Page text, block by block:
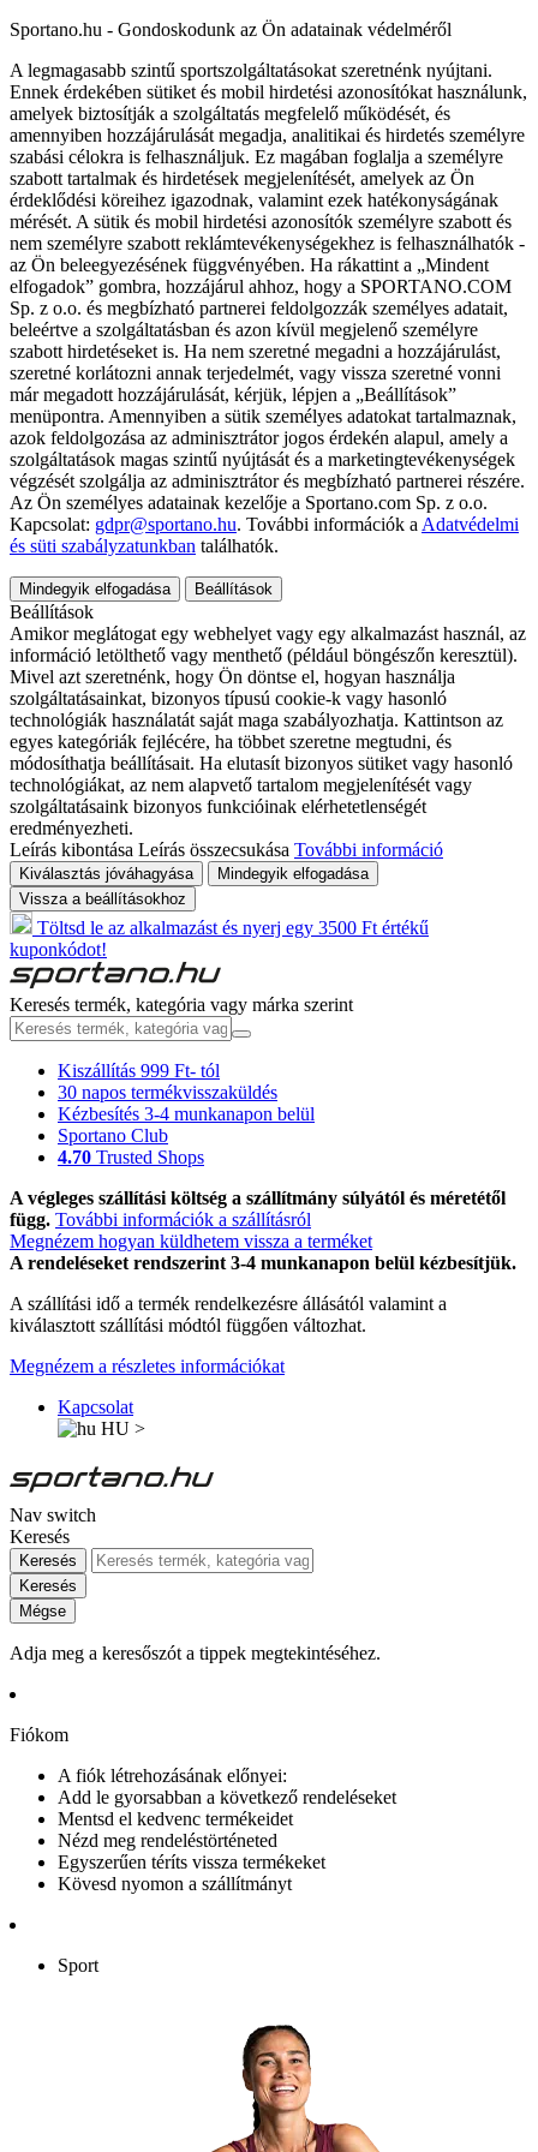
Sportano.hu - Gondoskodunk az Ön adatainak védelméről
A legmagasabb szintű sportszolgáltatásokat szeretnénk nyújtani.
Ennek érdekében sütiket és mobil hirdetési azonosítókat használunk,
amelyek biztosítják a szolgáltatás megfelelő működését, és
amennyiben hozzájárulását megadja, analitikai és hirdetés személyre
szabási célokra is felhasználjuk. Ez magában foglalja a személyre
szabott tartalmak és hirdetések megjelenítését, amelyek az Ön
érdeklődési köreihez igazodnak, valamint ezek hatékonyságának
mérését. A sütik és mobil hirdetési azonosítók személyre szabott és
nem személyre szabott reklámtevékenységekhez is felhasználhatók -
az Ön beleegyezésének függvényében. Ha rákattint a „Mindent
elfogadok” gombra, hozzájárul ahhoz, hogy a SPORTANO.COM
Sp. z o.o. és megbízható partnerei feldolgozzák személyes adatait,
beleértve a szolgáltatásban és azon kívül megjelenő személyre
szabott hirdetéseket is. Ha nem szeretné megadni a hozzájárulást,
szeretné korlátozni annak terjedelmét, vagy vissza szeretné vonni
már megadott hozzájárulását, kérjük, lépjen a „Beállítások”
menüpontra. Amennyiben a sütik személyes adatokat tartalmaznak,
azok feldolgozása az adminisztrátor jogos érdekén alapul, amely a
szolgáltatások magas szintű nyújtását és a marketingtevékenységek
végzését szolgálja az adminisztrátor és megbízható partnerei részére.
Az Ön személyes adatainak kezelője a Sportano.com Sp. z o.o.
Kapcsolat: gdpr@sportano.hu. További információk a Adatvédelmi
és süti szabályzatunkban találhatók.
Mindegyik elfogadása Beállítások
Beállítások
Amikor meglátogat egy webhelyet vagy egy alkalmazást használ, az
információ letölthető vagy menthető (például böngészőn keresztül).
Mivel azt szeretnénk, hogy Ön döntse el, hogyan használja
szolgáltatásainkat, bizonyos típusú cookie-k vagy hasonló
technológiák használatát saját maga szabályozhatja. Kattintson az
egyes kategóriák fejlécére, ha többet szeretne megtudni, és
módosíthatja beállításait. Ha elutasít bizonyos sütiket vagy hasonló
technológiákat, az nem alapvető tartalom megjelenítését vagy
szolgáltatásaink bizonyos funkcióinak elérhetetlenségét
eredményezheti.
Leírás kibontása Leírás összecsukása További információ
Kiválasztás jóváhagyása
Mindegyik elfogadása
Vissza a beállításokhoz
Töltsd le az alkalmazást és nyerj egy 3500 Ft értékű
kuponkódot!
Keresés termék, kategória vagy márka szerint
Kiszállítás 999 Ft- tól
30 napos termékvisszaküldés
Kézbesítés 3-4 munkanapon belül
Sportano Club
4.70 Trusted Shops
A végleges szállítási költség a szállítmány súlyától és méretétől
függ. További információk a szállításról
Megnézem hogyan küldhetem vissza a terméket
A rendeléseket rendszerint 3-4 munkanapon belül kézbesítjük.
A szállítási idő a termék rendelkezésre állásától valamint a
kiválasztott szállítási módtól függően változhat.
Megnézem a részletes információkat
Kapcsolat
HU >
Nav switch
Keresés
Keresés
Keresés
Mégse
Adja meg a keresőszót a tippek megtekintéséhez.
Fiókom
A fiók létrehozásának előnyei:
Add le gyorsabban a következő rendeléseket
Mentsd el kedvenc termékeidet
Nézd meg rendeléstörténeted
Egyszerűen téríts vissza termékeket
Kövesd nyomon a szállítmányt
Sport